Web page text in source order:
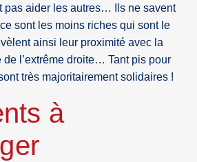
pas aider les autres… Ils ne savent
sont les moins riches qui sont le
ainsi leur proximité avec la
de l’extrême droite… Tant pis pour
très majoritairement solidaires !
à